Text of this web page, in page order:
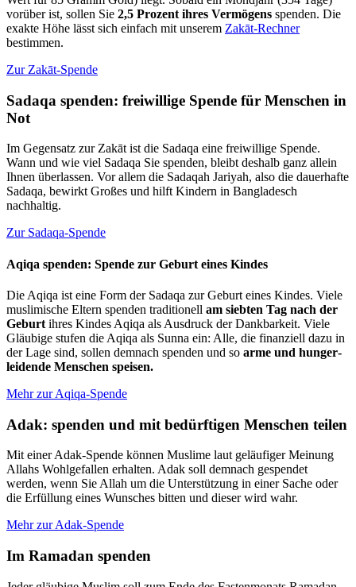
vorüber ist, sollen Sie 2,5 Prozent ihres Vermögens spenden. Die
exakte Höhe lässt sich einfach mit unserem Zakāt-Rechner
bestimmen.
Zur Zakāt-Spende
Sadaqa spenden: frei­willige Spende für Menschen in
Not
Im Gegensatz zur Zakāt ist die Sadaqa eine frei­willige Spende.
Wann und wie viel Sadaqa Sie spenden, bleibt deshalb ganz allein
Ihnen über­lassen. Vor allem die Sadaqah Jariyah, also die dauer­hafte
Sadaqa, bewirkt Großes und hilft Kindern in Bangladesch
nachhaltig.
Zur Sadaqa-Spende
Aqiqa spenden: Spende zur Geburt eines Kindes
Die Aqiqa ist eine Form der Sadaqa zur Geburt eines Kindes. Viele
musli­mische Eltern spenden traditionell am siebten Tag nach der
Geburt ihres Kindes Aqiqa als Ausdruck der Dank­barkeit. Viele
Gläubige stufen die Aqiqa als Sunna ein: Alle, die finan­ziell dazu in
der Lage sind, sollen demnach spenden und so arme und hunger­
leidende Menschen speisen.
Mehr zur Aqiqa-Spende
Adak: spenden und mit bedürftigen Menschen teilen
Mit einer Adak-Spende können Muslime laut geläufiger Meinung
Allahs Wohlgefallen erhalten. Adak soll demnach gespendet
werden, wenn Sie Allah um die Unterstützung in einer Sache oder
die Erfüllung eines Wunsches bitten und dieser wird wahr.
Mehr zur Adak-Spende
Im Ramadan spenden